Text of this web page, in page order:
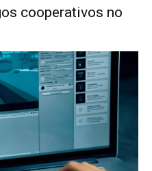
cooperativos no